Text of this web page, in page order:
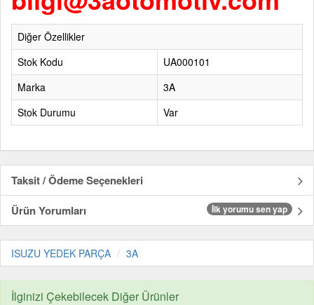
Diğer Özellikler
Stok Kodu
UA000101
Marka
3A
Stok Durumu
Var
Taksit / Ödeme Seçenekleri
Ürün Yorumları
İlk yorumu sen yap
ISUZU YEDEK PARÇA 3A
İlginizi Çekebilecek Diğer Ürünler